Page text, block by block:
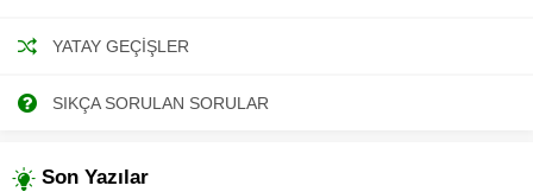
YATAY GEÇIŞLER
SIKÇA SORULAN SORULAR
Son Yazılar